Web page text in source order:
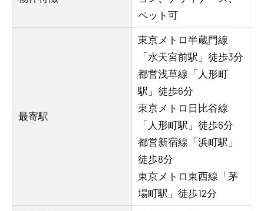
ペット可
最寄駅
東京メトロ半蔵門線
「水天宮前駅」徒歩3分
都営浅草線「人形町
駅」徒歩6分
東京メトロ日比谷線
「人形町駅」徒歩6分
都営新宿線「浜町駅」
徒歩8分
東京メトロ東西線「茅
場町駅」徒歩12分